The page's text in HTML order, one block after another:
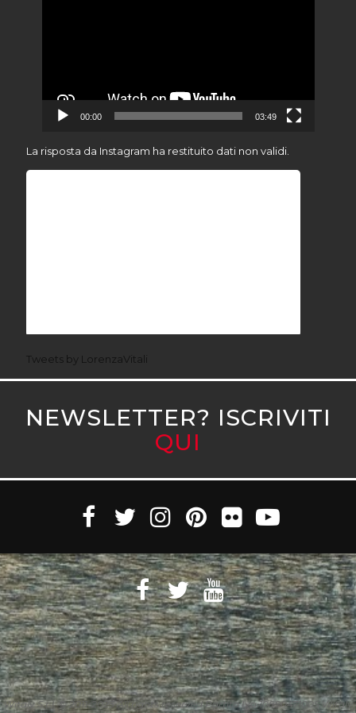
00:00 03:49
La risposta da Instagram ha restituito dati non validi.
Tweets by LorenzaVitali
NEWSLETTER? ISCRIVITI
QUI
Witaly S.r.l. © 2011-2023 All rights reserved Partita Iva 10890471005 Witaly